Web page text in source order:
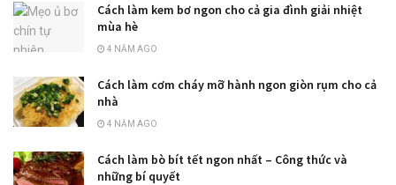
Cách làm kem bơ ngon cho cả gia đình giải nhiệt
mùa hè
4 NĂM AGO
Cách làm cơm cháy mỡ hành ngon giòn rụm cho cả
nhà
4 NĂM AGO
Cách làm bò bít tết ngon nhất – Công thức và
những bí quyết